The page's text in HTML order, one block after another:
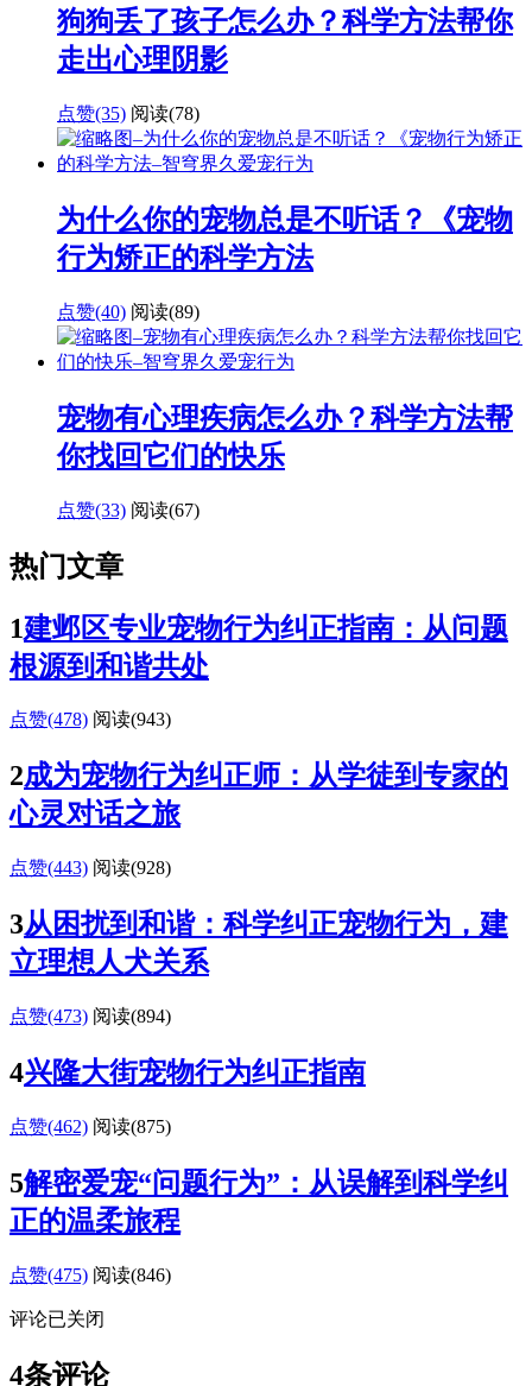
狗狗丢了孩子怎么办？科学方法帮你
走出心理阴影
点赞(35) 阅读(78)
为什么你的宠物总是不听话？《宠物
行为矫正的科学方法
点赞(40) 阅读(89)
宠物有心理疾病怎么办？科学方法帮
你找回它们的快乐
点赞(33) 阅读(67)
热门文章
1建邺区专业宠物行为纠正指南：从问题
根源到和谐共处
点赞(478) 阅读(943)
2成为宠物行为纠正师：从学徒到专家的
心灵对话之旅
点赞(443) 阅读(928)
3从困扰到和谐：科学纠正宠物行为，建
立理想人犬关系
点赞(473) 阅读(894)
4兴隆大街宠物行为纠正指南
点赞(462) 阅读(875)
5解密爱宠“问题行为”：从误解到科学纠
正的温柔旅程
点赞(475) 阅读(846)
评论已关闭
4条评论